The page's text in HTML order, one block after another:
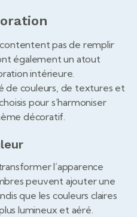
pas de remplir
également un atout
intérieure.
de couleurs, de textures et
pour s’harmoniser
décoratif.
l’apparence
peuvent ajouter une
que les couleurs claires
lumineux et aéré.